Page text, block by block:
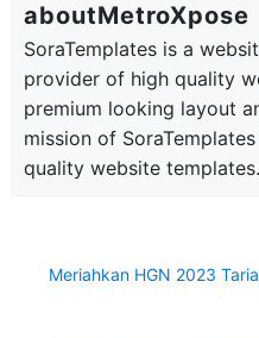
aboutMetroXpose
SoraTemplates is a
provider of high quality
premium looking layout
mission of
quality website templates.
Meriahkan HGN 2023